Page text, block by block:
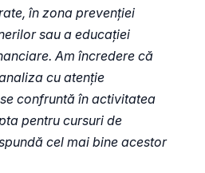
în zona prevenției
sau a educației
Am încredere că
cu atenție
confruntă în activitatea
pentru cursuri de
cel mai bine acestor